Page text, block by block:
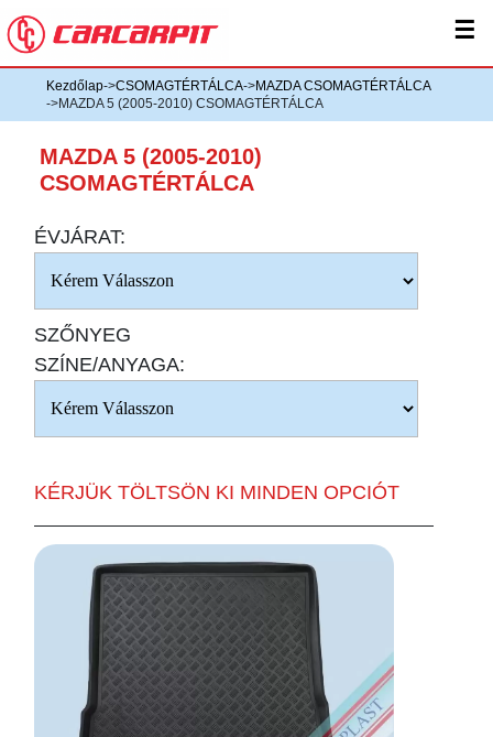
☰
Kezdőlap->CSOMAGTÉRTÁLCA->MAZDA CSOMAGTÉRTÁLCA
->MAZDA 5 (2005-2010) CSOMAGTÉRTÁLCA
MAZDA 5 (2005-2010)
CSOMAGTÉRTÁLCA
ÉVJÁRAT:
SZŐNYEG
SZÍNE/ANYAGA:
KÉRJÜK TÖLTSÖN KI MINDEN OPCIÓT